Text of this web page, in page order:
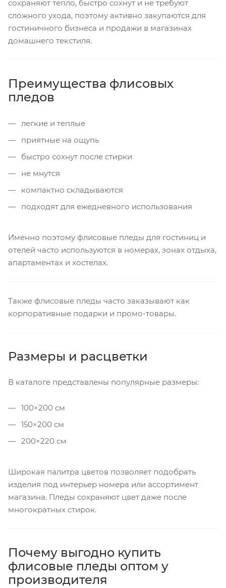
сохраняют тепло, быстро сохнут и не требуют
сложного ухода, поэтому активно закупаются для
гостиничного бизнеса и продажи в магазинах
домашнего текстиля.
Преимущества флисовых
пледов
легкие и теплые
приятные на ощупь
быстро сохнут после стирки
не мнутся
компактно складываются
подходят для ежедневного использования
Именно поэтому флисовые пледы для гостиниц и
отелей часто используются в номерах, зонах отдыха,
апартаментах и хостелах.
Также флисовые пледы часто заказывают как
корпоративные подарки и промо-товары.
Размеры и расцветки
В каталоге представлены популярные размеры:
100×200 см
150×200 см
200×220 см
Широкая палитра цветов позволяет подобрать
изделия под интерьер номера или ассортимент
магазина. Пледы сохраняют цвет даже после
многократных стирок.
Почему выгодно купить
флисовые пледы оптом у
производителя